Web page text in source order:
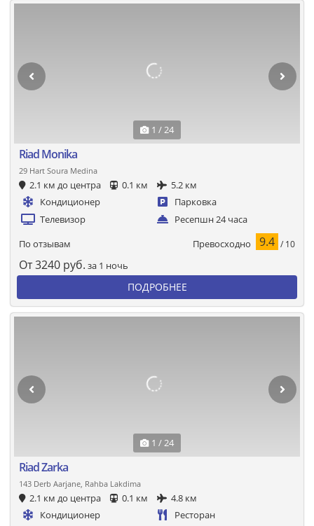
1 / 24
Riad Monika
29 Hart Soura Medina
2.1 км до центра 0.1 км
5.2 км
Кондиционер
Парковка
Телевизор
Ресепшн 24 часа
По отзывам Превосходно 9.4 / 10
От3240 руб. за 1 ночь
ПОДРОБНЕЕ
1 / 24
Riad Zarka
143 Derb Aarjane, Rahba Lakdima
2.1 км до центра 0.1 км
4.8 км
Кондиционер
Ресторан